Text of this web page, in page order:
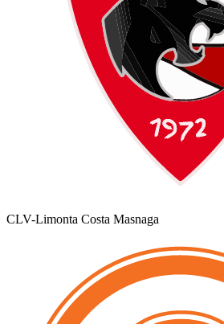
CLV-Limonta Costa Masnaga